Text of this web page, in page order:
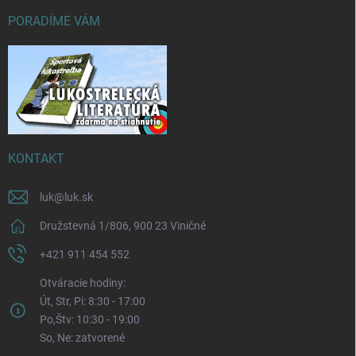
PORADÍME VÁM
KONTAKT
luk@luk.sk
Družstevná 1/806, 900 23 Viničné
+421 911 454 552
Otváracie hodiny:
Út, Str, Pi: 8:30 - 17:00
Po,Štv: 10:30 - 19:00
So, Ne: zatvorené